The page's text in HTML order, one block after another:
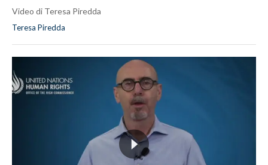
Video di Teresa Piredda
Teresa Piredda